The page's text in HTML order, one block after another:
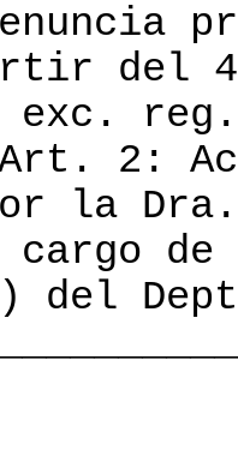
del
exc.
2:
la
cargo
del